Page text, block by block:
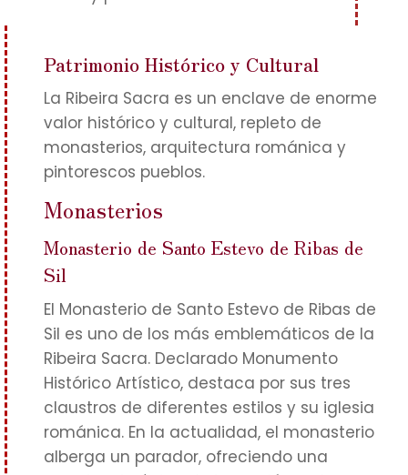
Patrimonio Histórico y Cultural
La Ribeira Sacra es un enclave de enorme
valor histórico y cultural, repleto de
monasterios, arquitectura románica y
pintorescos pueblos.
Monasterios
Monasterio de Santo Estevo de Ribas de
Sil
El Monasterio de Santo Estevo de Ribas de
Sil es uno de los más emblemáticos de la
Ribeira Sacra. Declarado Monumento
Histórico Artístico, destaca por sus tres
claustros de diferentes estilos y su iglesia
románica. En la actualidad, el monasterio
alberga un parador, ofreciendo una